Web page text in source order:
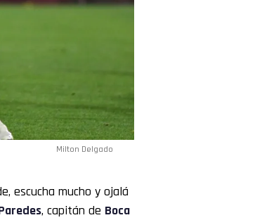
Milton Delgado
escucha mucho y ojalá
, capitán de Boca